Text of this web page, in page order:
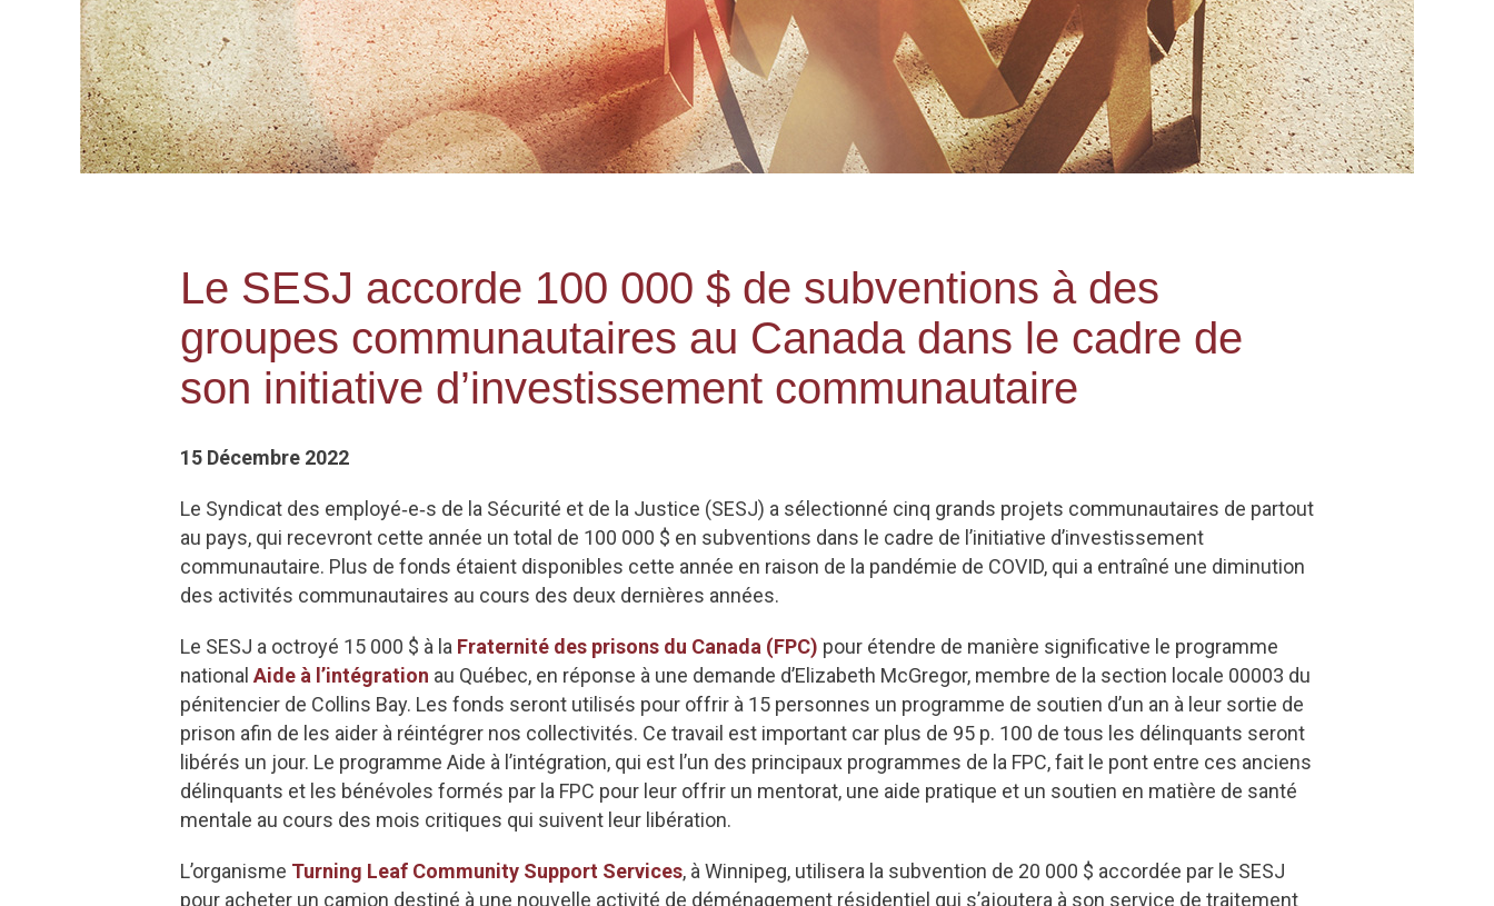
Le SESJ accorde 100 000 $ de subventions à des
groupes communautaires au Canada dans le cadre de
son initiative d’investissement communautaire
15 Décembre 2022
Le Syndicat des employé‑e‑s de la Sécurité et de la Justice (SESJ) a sélectionné cinq grands projets communautaires de partout
au pays, qui recevront cette année un total de 100 000 $ en subventions dans le cadre de l’initiative d’investissement
communautaire. Plus de fonds étaient disponibles cette année en raison de la pandémie de COVID, qui a entraîné une diminution
des activités communautaires au cours des deux dernières années.
Le SESJ a octroyé 15 000 $ à la Fraternité des prisons du Canada (FPC) pour étendre de manière significative le programme
national Aide à l’intégration au Québec, en réponse à une demande d’Elizabeth McGregor, membre de la section locale 00003 du
pénitencier de Collins Bay. Les fonds seront utilisés pour offrir à 15 personnes un programme de soutien d’un an à leur sortie de
prison afin de les aider à réintégrer nos collectivités. Ce travail est important car plus de 95 p. 100 de tous les délinquants seront
libérés un jour. Le programme Aide à l’intégration, qui est l’un des principaux programmes de la FPC, fait le pont entre ces anciens
délinquants et les bénévoles formés par la FPC pour leur offrir un mentorat, une aide pratique et un soutien en matière de santé
mentale au cours des mois critiques qui suivent leur libération.
L’organisme Turning Leaf Community Support Services, à Winnipeg, utilisera la subvention de 20 000 $ accordée par le SESJ
pour acheter un camion destiné à une nouvelle activité de déménagement résidentiel qui s’ajoutera à son service de traitement